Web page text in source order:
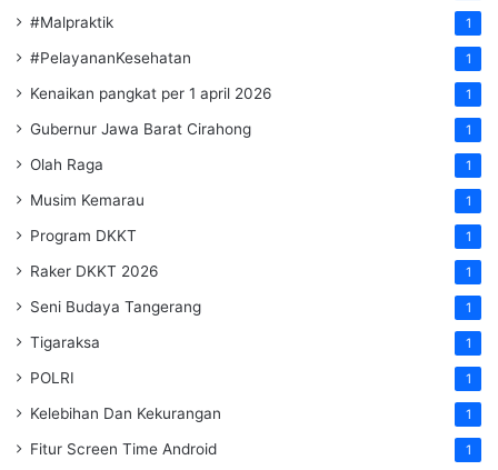
#Malpraktik 1
#PelayananKesehatan 1
Kenaikan pangkat per 1 april 2026 1
Gubernur Jawa Barat Cirahong 1
Olah Raga 1
Musim Kemarau 1
Program DKKT 1
Raker DKKT 2026 1
Seni Budaya Tangerang 1
Tigaraksa 1
POLRI 1
Kelebihan Dan Kekurangan 1
Fitur Screen Time Android 1